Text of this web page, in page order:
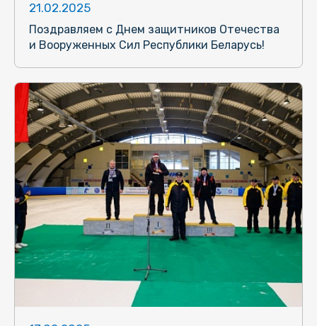
21.02.2025
Поздравляем с Днем защитников Отечества
и Вооруженных Сил Республики Беларусь!